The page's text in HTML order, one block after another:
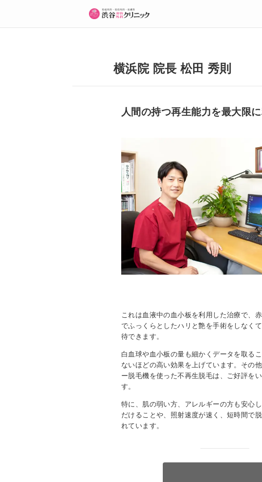
横浜院 院長 松田 秀則
人間の持つ再生能力を最大限
これは血液中の血小板を利用した治療で、
でふっくらとしたハリと艶を手術をしなく
待できます。
白血球や血小板の量も細かくデータを取る
ないほどの高い効果を上げています。その
ー脱毛機を使った不再生脱毛は、ご好評を
す。
特に、肌の弱い方、アレルギーの方も安心
だけることや、照射速度が速く、短時間で
れています。